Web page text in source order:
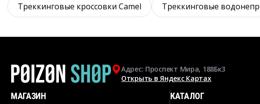
Треккинговые кроссовки Camel Треккинговые
Адрес: Проспект Мира, 188Бк3
Открыть в Яндекс Картах
МАГАЗИН КАТАЛОГ